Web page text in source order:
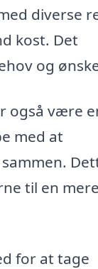
diverse
kost. Det
og
også være
med at
til en mere
for at tage